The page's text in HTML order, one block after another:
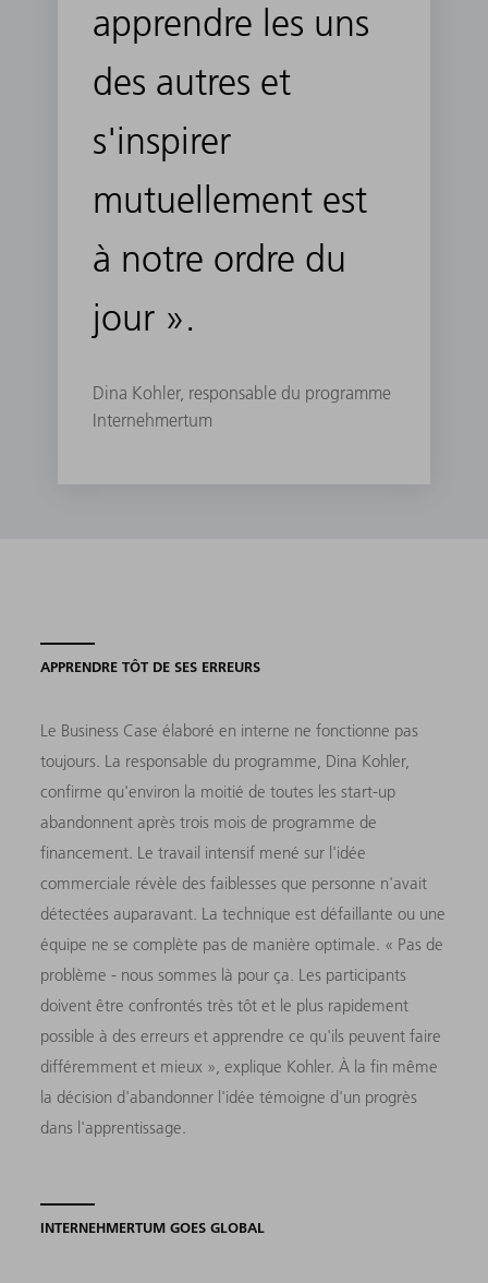
apprendre les uns
des autres et
s'inspirer
mutuellement est
à notre ordre du
jour ».
Dina Kohler, responsable du programme
Internehmertum
APPRENDRE TÔT DE SES ERREURS
Le Business Case élaboré en interne ne fonctionne pas
toujours. La responsable du programme, Dina Kohler,
confirme qu'environ la moitié de toutes les start-up
abandonnent après trois mois de programme de
financement. Le travail intensif mené sur l'idée
commerciale révèle des faiblesses que personne n'avait
détectées auparavant. La technique est défaillante ou une
équipe ne se complète pas de manière optimale. « Pas de
problème - nous sommes là pour ça. Les participants
doivent être confrontés très tôt et le plus rapidement
possible à des erreurs et apprendre ce qu'ils peuvent faire
différemment et mieux », explique Kohler. À la fin même
la décision d'abandonner l'idée témoigne d'un progrès
dans l'apprentissage.
INTERNEHMERTUM GOES GLOBAL